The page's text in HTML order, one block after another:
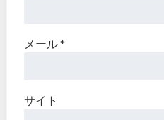
メール*
サイト